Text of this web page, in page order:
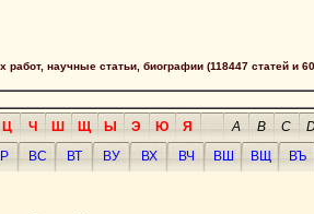
научные статьи, биографии (118447 статей и
Ц Ч Ш Щ Ы Э Ю Я A B C
ВС ВТ ВУ ВХ ВЧ ВШ ВЩ ВЪ